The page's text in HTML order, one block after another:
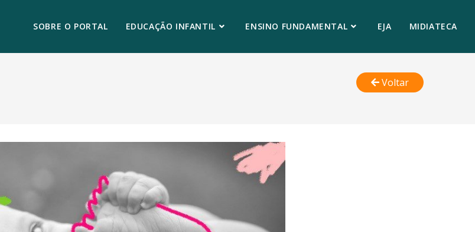
SOBRE O PORTAL EDUCAÇÃO INFANTIL ENSINO FUNDAMENTAL EJA MIDIATECA
Voltar